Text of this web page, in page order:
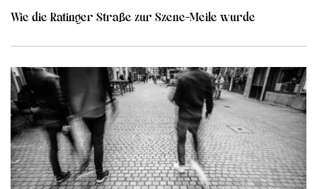
Wie die Ratinger Straße zur Szene-Meile wurde